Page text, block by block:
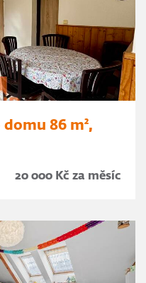
86 m²,
20 000 Kč za měsíc